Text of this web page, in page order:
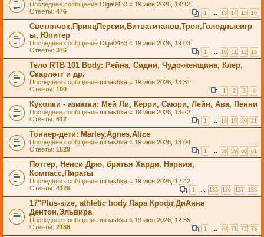
Последнее сообщение Olga0453 « 19 июн 2026, 19:12
Ответы: 476 1 … 13 14 15 16
Светлячок,ПринцПерсии,Битватитанов,Трон,Голодныеигр
ы, Юпитер
Последнее сообщение Olga0453 « 19 июн 2026, 19:03
Ответы: 376 1 … 10 11 12 13
Тело RTB 101 Body: Рейна, Сидни, Чудо-женщина, Клер,
Скарлетт и др.
Последнее сообщение mihashka « 19 июн 2026, 13:31
Ответы: 100 1 2 3 4
Куколки - азиатки: Мей Ли, Керри, Саюри, Лейн, Ава, Пенни
Последнее сообщение mihashka « 19 июн 2026, 13:22
Ответы: 612 1 … 18 19 20 21
Тоннер-дети: Marley,Agnes,Alice
Последнее сообщение mihashka « 19 июн 2026, 13:04
Ответы: 1829 1 … 58 59 60 61
Поттер, Ненси Дрю, братья Харди, Нарния,
Компасс,Пираты
Последнее сообщение mihashka « 19 июн 2026, 12:42
Ответы: 4126 1 … 135 136 137 138
17"Plus-size, athletic body Лара Крофт,ДиАнна
Дентон,Эльвира
Последнее сообщение mihashka « 19 июн 2026, 12:35
Ответы: 2188 1 … 70 71 72 73